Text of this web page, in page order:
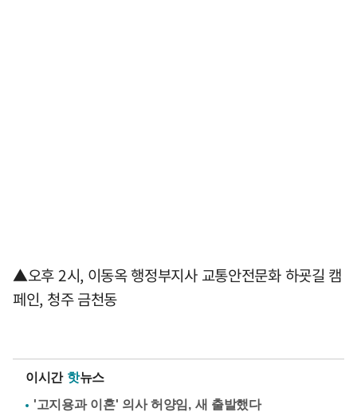
▲오후 2시, 이동옥 행정부지사 교통안전문화 하굣길 캠
페인, 청주 금천동
이시간 핫뉴스
'고지용과 이혼' 의사 허양임, 새 출발했다